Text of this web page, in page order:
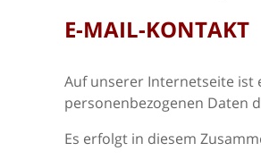
E-MAIL-KONTAKT
Auf unserer Internetseite ist
personenbezogenen Daten
Es erfolgt in diesem